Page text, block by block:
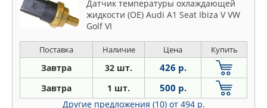
Датчик температуры охлаждающей
жидкости (OE) Audi A1 Seat Ibiza V VW
Golf VI
Поставка Наличие Цена Купить
Завтра 32 шт. 426 р.
Завтра 1 шт. 500 р.
Другие предложения (10) от 494 р.